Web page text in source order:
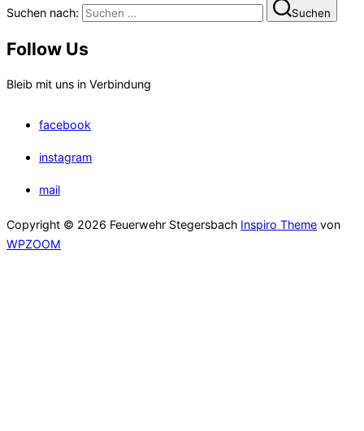
Suchen nach: Suchen
Follow Us
Bleib mit uns in Verbindung
facebook
instagram
mail
Copyright © 2026 Feuerwehr Stegersbach Inspiro Theme von
WPZOOM